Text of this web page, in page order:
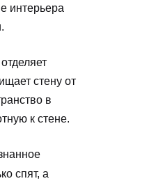
интерьера
стену от
в
к стене.
спят, а